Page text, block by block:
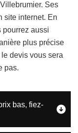
Ses
site internet. En
pourrez aussi
plus précise
devis vous sera
pas.
bas, fiez-